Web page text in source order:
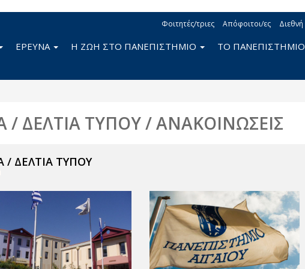
Φοιτητές/τριες Απόφοιτοι/ες Διεθνή
ΕΡΕΥΝΑ Η ΖΩΗ ΣΤΟ ΠΑΝΕΠΙΣΤΗΜΙΟ ΤΟ ΠΑΝΕΠΙΣΤΗΜΙΟ
/ ΔΕΛΤΙΑ ΤΥΠΟΥ / ΑΝΑΚΟΙΝΩΣΕΙΣ
/ ΔΕΛΤΙΑ ΤΥΠΟΥ